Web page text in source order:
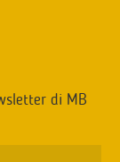
di MB